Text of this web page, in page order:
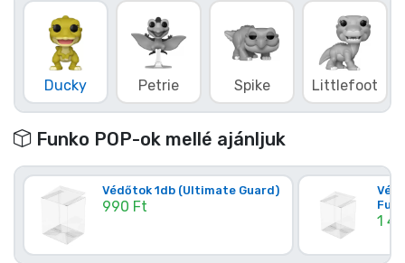
Ducky Petrie Spike Littlefoot
Funko POP-ok mellé ajánljuk
Védőtok 1db (Ultimate Guard)
990 Ft
1